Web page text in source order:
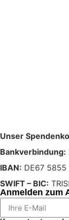
Unser
Bankverbindung:
IBAN: DE67
SWIFT – BIC:
Anmelden zum